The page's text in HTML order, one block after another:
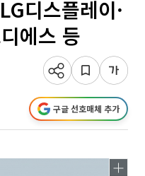
디스플레이·
에스 등
구글 선호매체 추가